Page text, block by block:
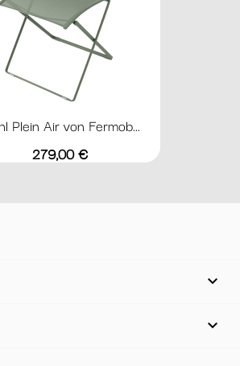
Plein Air von Fermob...
Preis
279,00 €

